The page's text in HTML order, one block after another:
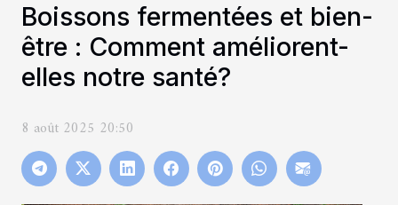
Boissons fermentées et bien-
être : Comment améliorent-
elles notre santé?
8 août 2025 20:50